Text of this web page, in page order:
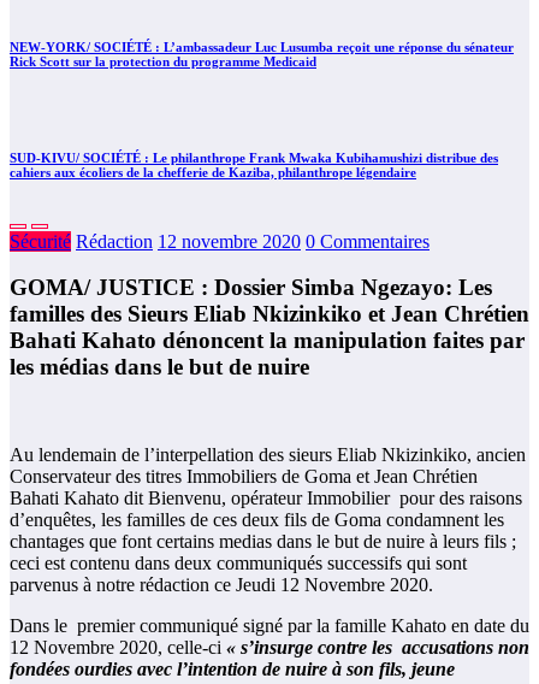
NEW-YORK/ SOCIÉTÉ : L’ambassadeur Luc Lusumba reçoit une réponse du sénateur
Rick Scott sur la protection du programme Medicaid
SUD-KIVU/ SOCIÉTÉ : Le philanthrope Frank Mwaka Kubihamushizi distribue des
cahiers aux écoliers de la chefferie de Kaziba, philanthrope légendaire
Sécurité Rédaction 12 novembre 2020 0 Commentaires
GOMA/ JUSTICE : Dossier Simba Ngezayo: Les
familles des Sieurs Eliab Nkizinkiko et Jean Chrétien
Bahati Kahato dénoncent la manipulation faites par
les médias dans le but de nuire
Au lendemain de l’interpellation des sieurs Eliab Nkizinkiko, ancien
Conservateur des titres Immobiliers de Goma et Jean Chrétien
Bahati Kahato dit Bienvenu, opérateur Immobilier pour des raisons
d’enquêtes, les familles de ces deux fils de Goma condamnent les
chantages que font certains medias dans le but de nuire à leurs fils ;
ceci est contenu dans deux communiqués successifs qui sont
parvenus à notre rédaction ce Jeudi 12 Novembre 2020.
Dans le premier communiqué signé par la famille Kahato en date du
12 Novembre 2020, celle-ci « s’insurge contre les accusations non
fondées ourdies avec l’intention de nuire à son fils, jeune